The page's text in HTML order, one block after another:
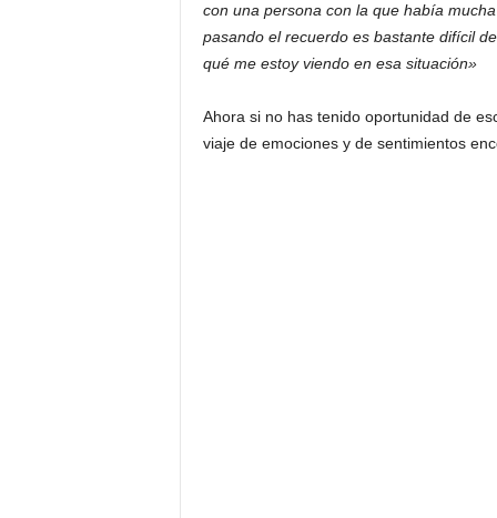
con una persona con la que había
pasando el recuerdo es bastante difícil
qué me estoy viendo en esa situación»
Ahora si no has tenido oportunidad de
viaje de emociones y de sentimientos